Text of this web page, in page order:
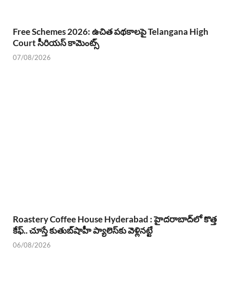
Free Schemes 2026: ఉచిత పథకాలపై Telangana High
Court సీరియస్ కామెంట్స్
07/08/2026
Roastery Coffee House Hyderabad : హైదరాబాద్‌లో కొత్త
కేఫ్.. చూస్తే కుతుబ్‌షాహీ ప్యాలెస్‌కు వెళ్లినట్టే
06/08/2026